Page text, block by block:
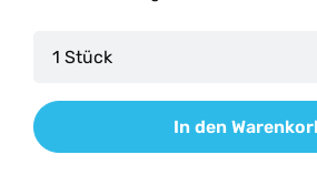
Produkt Anzahl: Gib den
In den